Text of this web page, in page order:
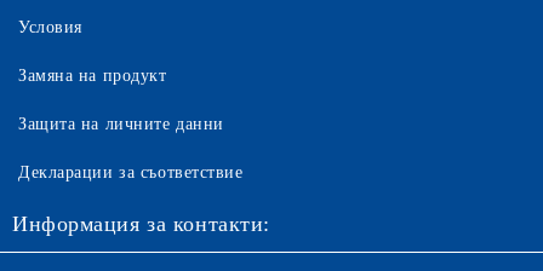
Условия
Замяна на продукт
Защита на личните данни
Декларации за съответствие
Информация за контакти: